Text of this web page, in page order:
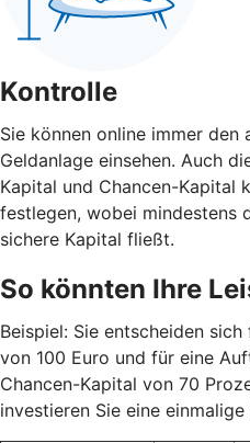
Kontrolle
Sie können online immer den
Geldanlage einsehen. Auch
Kapital und Chancen-Kapital
festlegen, wobei mindestens
sichere Kapital fließt.
So könnten Ihre
Beispiel: Sie entscheiden
von 100 Euro und für eine
Chancen-Kapital von 70
investieren Sie eine